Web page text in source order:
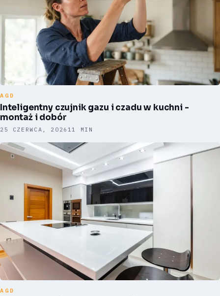
AGD
Inteligentny czujnik gazu i czadu w kuchni -
montaż i dobór
25 CZERWCA, 2026 11 MIN
AGD